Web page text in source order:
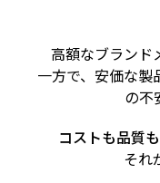
高額なブランド
一方で、安価な製
の不
コストも品質
それ